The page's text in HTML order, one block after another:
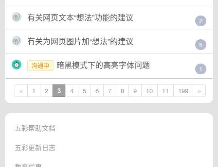
有关网页文本“想法”功能的建议 2
有关为网页图片加“想法”的建议 5
沟通中 暗黑模式下的高亮字体问题 1
« 1 2 3 4 5 6 7 8 9 10 11 199 »
五彩帮助文档
五彩更新日志